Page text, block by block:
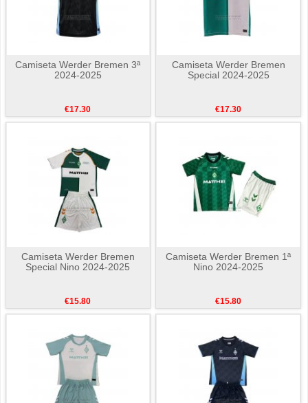
Camiseta Werder Bremen 3ª
2024-2025
€17.30
Camiseta Werder Bremen
Special 2024-2025
€17.30
Camiseta Werder Bremen
Special Nino 2024-2025
€15.80
Camiseta Werder Bremen 1ª
Nino 2024-2025
€15.80